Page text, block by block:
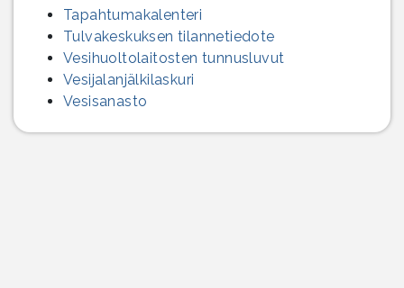
Tapahtumakalenteri
Tulvakeskuksen tilannetiedote
Vesihuolto­laitosten tunnusluvut
Vesijalanjälki­laskuri
Vesisanasto